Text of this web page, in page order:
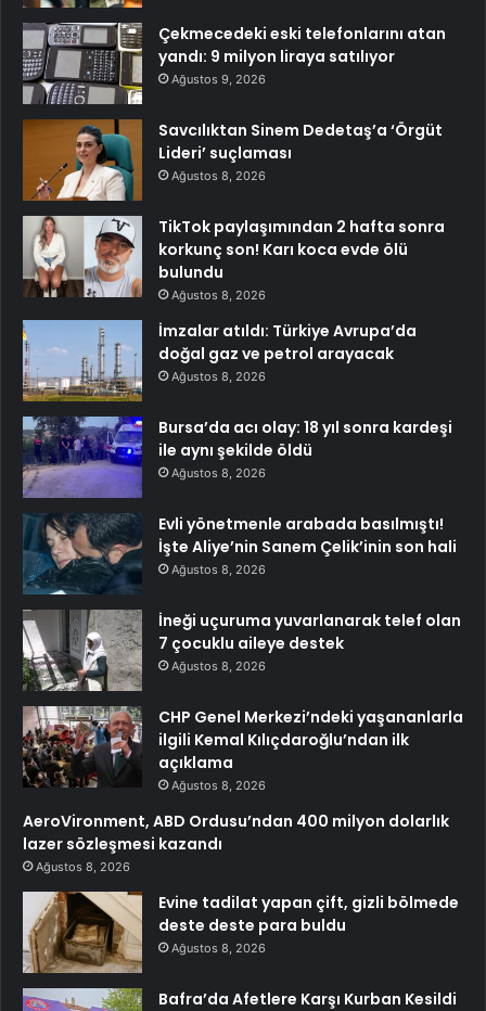
Çekmecedeki eski telefonlarını atan
yandı: 9 milyon liraya satılıyor
Ağustos 9, 2026
Savcılıktan Sinem Dedetaş’a ‘Örgüt
Lideri’ suçlaması
Ağustos 8, 2026
TikTok paylaşımından 2 hafta sonra
korkunç son! Karı koca evde ölü
bulundu
Ağustos 8, 2026
İmzalar atıldı: Türkiye Avrupa’da
doğal gaz ve petrol arayacak
Ağustos 8, 2026
Bursa’da acı olay: 18 yıl sonra kardeşi
ile aynı şekilde öldü
Ağustos 8, 2026
Evli yönetmenle arabada basılmıştı!
İşte Aliye’nin Sanem Çelik’inin son hali
Ağustos 8, 2026
İneği uçuruma yuvarlanarak telef olan
7 çocuklu aileye destek
Ağustos 8, 2026
CHP Genel Merkezi’ndeki yaşananlarla
ilgili Kemal Kılıçdaroğlu’ndan ilk
açıklama
Ağustos 8, 2026
AeroVironment, ABD Ordusu’ndan 400 milyon dolarlık
lazer sözleşmesi kazandı
Ağustos 8, 2026
Evine tadilat yapan çift, gizli bölmede
deste deste para buldu
Ağustos 8, 2026
Bafra’da Afetlere Karşı Kurban Kesildi